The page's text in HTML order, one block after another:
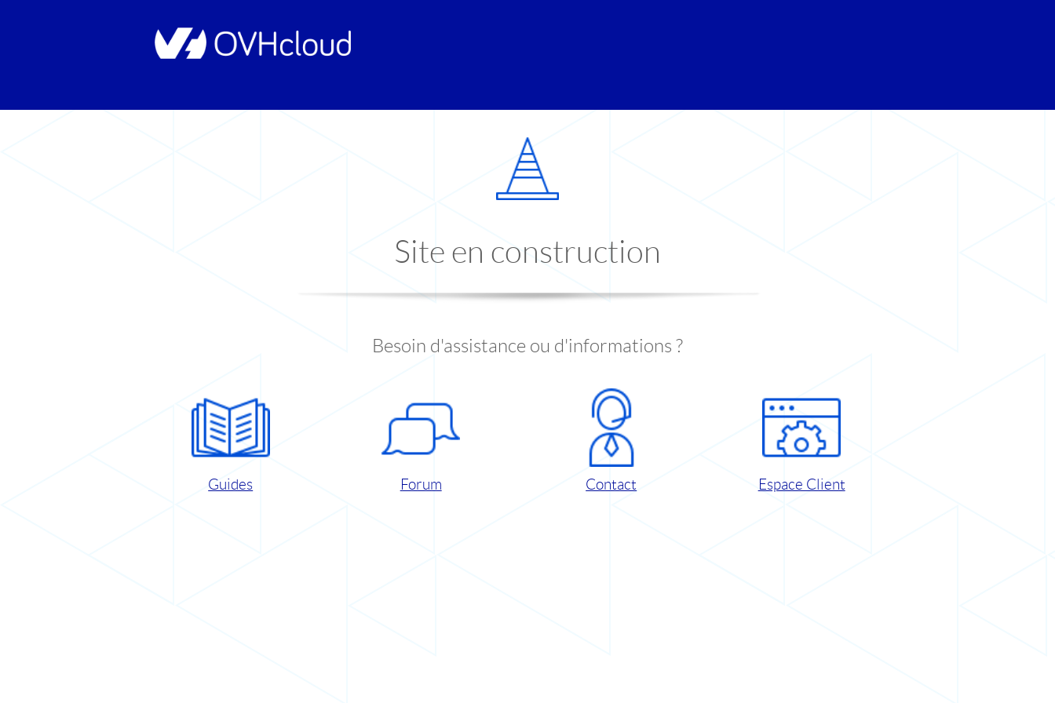
Site en construction
Besoin d'assistance ou d'informations ?
Guides Forum Contact Espace Client